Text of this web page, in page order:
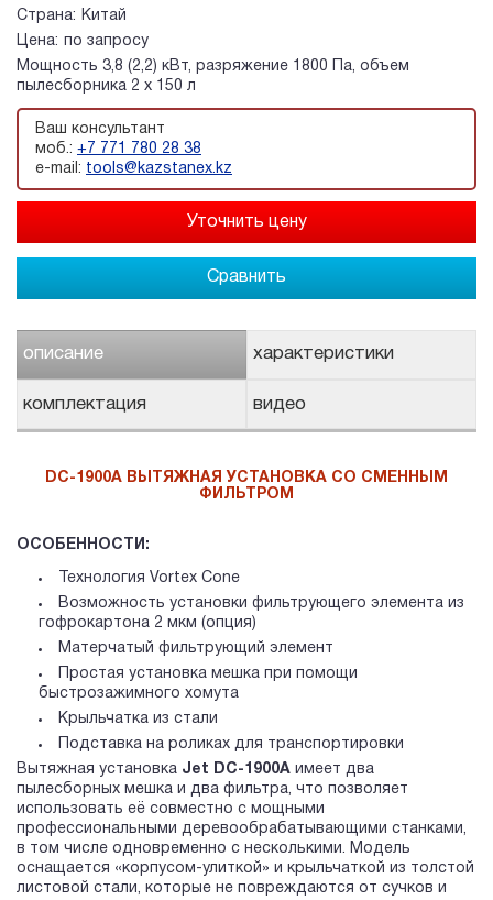
Страна:
Китай
Цена:
по запросу
Мощность 3,8 (2,2) кВт, разряжение 1800 Па, объем
пылесборника 2 х 150 л
Ваш консультант
моб.: +7 771 780 28 38
e-mail: tools@kazstanex.kz
Сравнить
описание характеристики
комплектация видео
DC-1900A ВЫТЯЖНАЯ УСТАНОВКА СО СМЕННЫМ
ФИЛЬТРОМ
ОСОБЕННОСТИ:
Технология Vortex Cone
Возможность установки фильтрующего элемента из
гофрокартона 2 мкм (опция)
Матерчатый фильтрующий элемент
Простая установка мешка при помощи
быстрозажимного хомута
Крыльчатка из стали
Подставка на роликах для транспортировки
Вытяжная установка Jet DC-1900A имеет два
пылесборных мешка и два фильтра, что позволяет
использовать её совместно с мощными
профессиональными деревообрабатывающими станками,
в том числе одновременно с несколькими. Модель
оснащается «корпусом-улиткой» и крыльчаткой из толстой
листовой стали, которые не повреждаются от сучков и